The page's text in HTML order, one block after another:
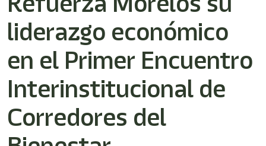
Este
acceso
directo
lector
de
pantalla
para
ayudarle
navegar
liderazgo económico
en el Primer Encuentro
Interinstitucional de
Corredores del